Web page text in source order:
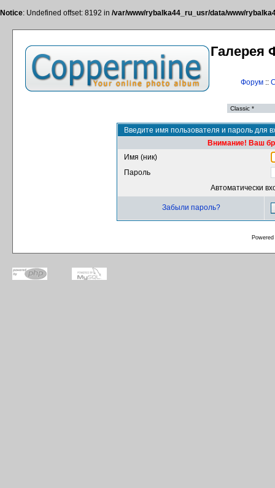
Notice: Undefined offset: 8192 in /var/www/rybalka44_ru_usr/data/www/
Галерея
Форум::
Введите имя пользователя и пароль для
Внимание! Ваш
Имя (ник)
Пароль
Автоматически
Забыли пароль?